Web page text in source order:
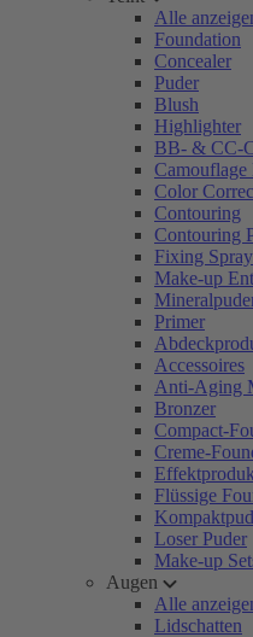
Alle
Foundation
Concealer
Puder
Blush
Highlighter
BB- & CC-
Camouflage
Color
Contouring
Contouring
Fixing
Make-up
Primer
Accessoires
Anti-Aging
Bronzer
Compact-
Creme-
Flüssige
Loser Puder
Make-up
Augen
Alle
Lidschatten